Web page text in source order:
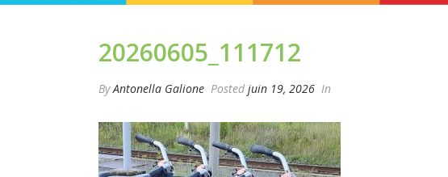
20260605_111712
ByAntonella Galione Posted juin 19, 2026 In